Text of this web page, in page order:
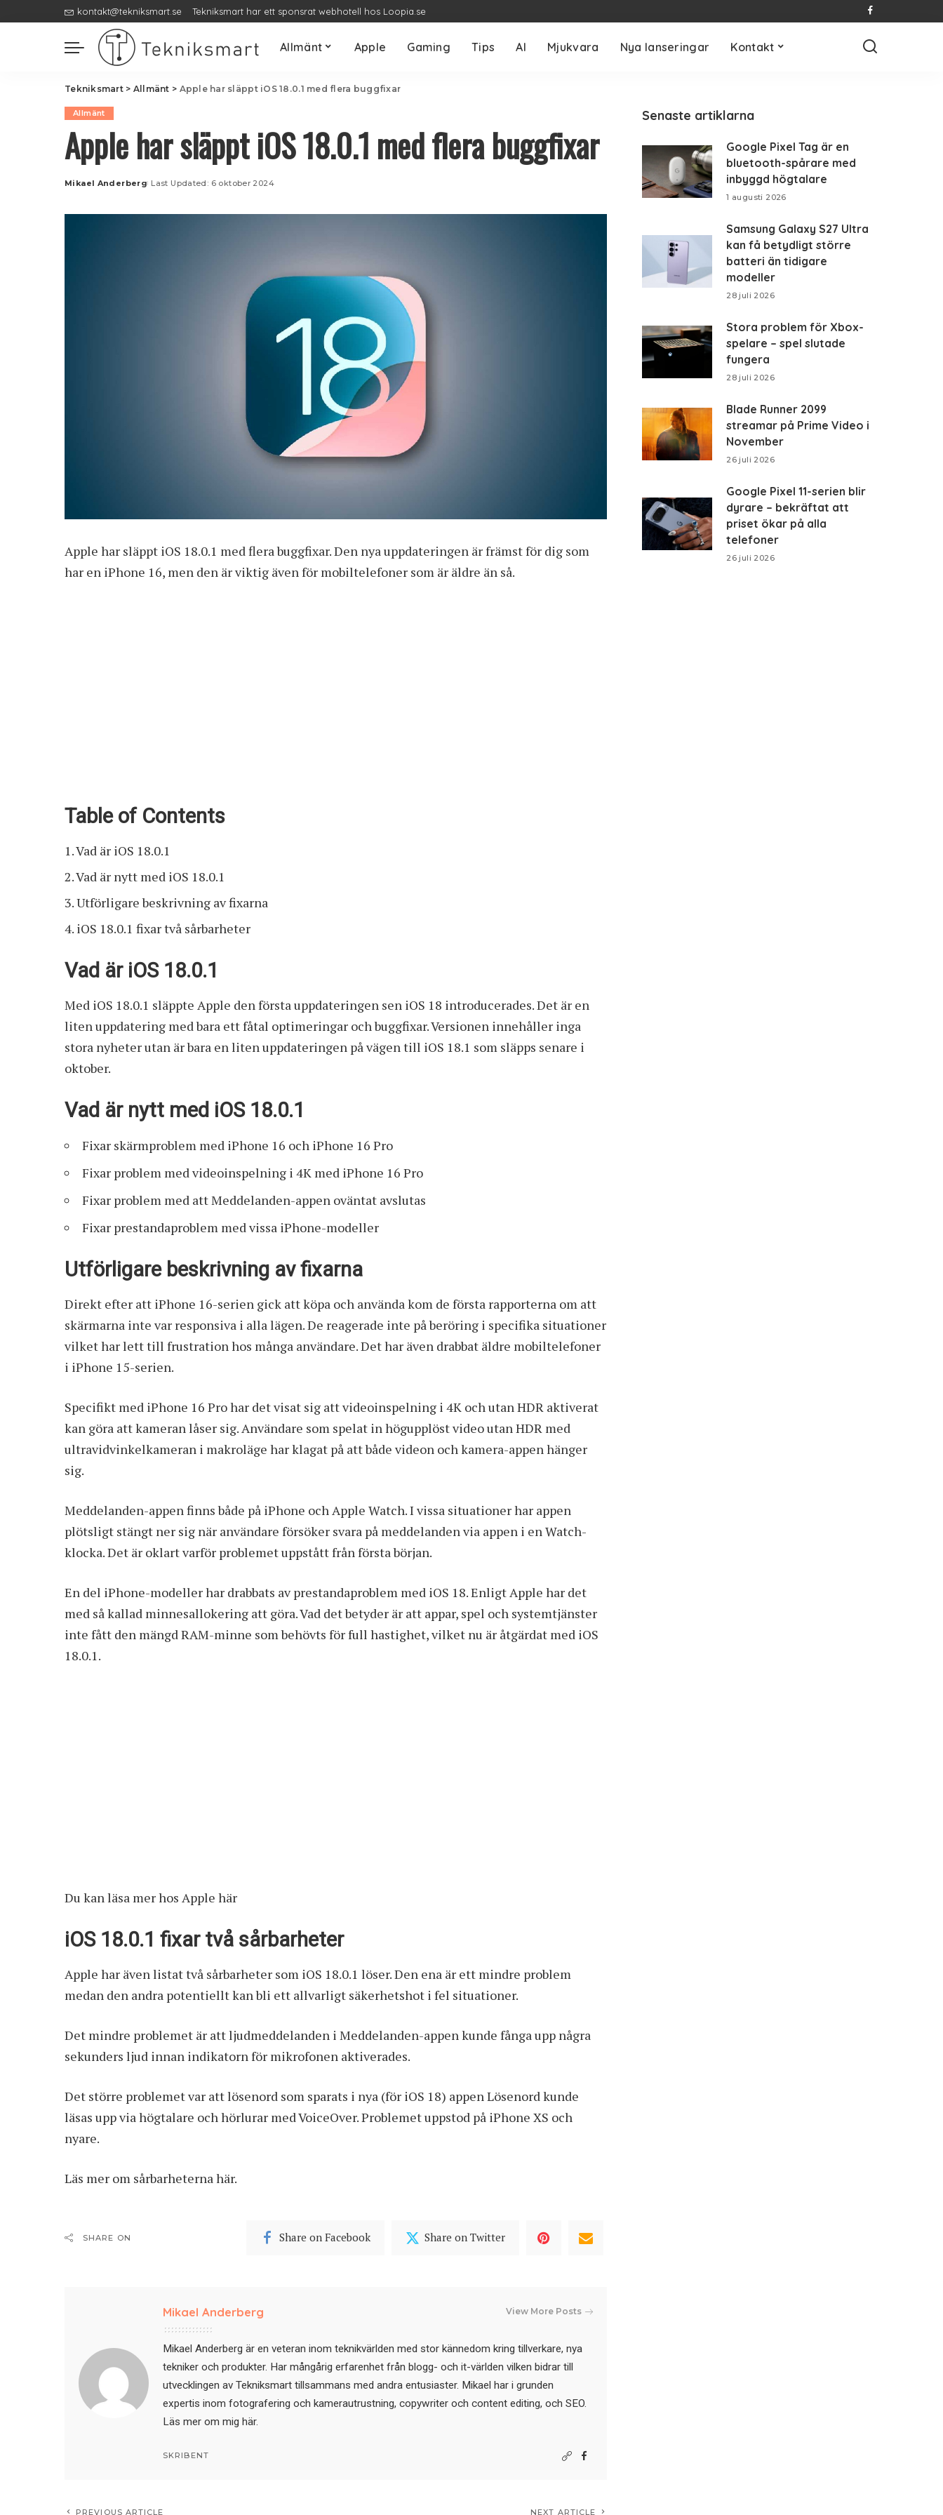
kontakt@tekniksmart.se Tekniksmart har ett sponsrat webhotell hos Loopia.se
Allmänt Apple Gaming Tips AI Mjukvara Nya lanseringar Kontakt
Tekniksmart> Allmänt > Apple har släppt iOS 18.0.1 med flera buggfixar
Allmänt
Apple har släppt iOS 18.0.1 med flera buggfixar
Posted
Mikael Anderberg Last Updated: 6 oktober 2024
Apple har släppt iOS 18.0.1 med flera buggfixar. Den nya uppdateringen är främst för dig som
har en iPhone 16, men den är viktig även för mobiltelefoner som är äldre än så.
Table of Contents
Vad är iOS 18.0.1
Vad är nytt med iOS 18.0.1
Utförligare beskrivning av fixarna
iOS 18.0.1 fixar två sårbarheter
Vad är iOS 18.0.1
Med iOS 18.0.1 släppte Apple den första uppdateringen sen iOS 18 introducerades. Det är en
liten uppdatering med bara ett fåtal optimeringar och buggfixar. Versionen innehåller inga
stora nyheter utan är bara en liten uppdateringen på vägen till iOS 18.1 som släpps senare i
oktober.
Vad är nytt med iOS 18.0.1
Fixar skärmproblem med iPhone 16 och iPhone 16 Pro
Fixar problem med videoinspelning i 4K med iPhone 16 Pro
Fixar problem med att Meddelanden-appen oväntat avslutas
Fixar prestandaproblem med vissa iPhone-modeller
Utförligare beskrivning av fixarna
Direkt efter att iPhone 16-serien gick att köpa och använda kom de första rapporterna om att
skärmarna inte var responsiva i alla lägen. De reagerade inte på beröring i specifika situationer
vilket har lett till frustration hos många användare. Det har även drabbat äldre mobiltelefoner
i iPhone 15-serien.
Specifikt med iPhone 16 Pro har det visat sig att videoinspelning i 4K och utan HDR aktiverat
kan göra att kameran låser sig. Användare som spelat in högupplöst video utan HDR med
ultravidvinkelkameran i makroläge har klagat på att både videon och kamera-appen hänger
sig.
Meddelanden-appen finns både på iPhone och Apple Watch. I vissa situationer har appen
plötsligt stängt ner sig när användare försöker svara på meddelanden via appen i en Watch-
klocka. Det är oklart varför problemet uppstått från första början.
En del iPhone-modeller har drabbats av prestandaproblem med iOS 18. Enligt Apple har det
med så kallad minnesallokering att göra. Vad det betyder är att appar, spel och systemtjänster
inte fått den mängd RAM-minne som behövts för full hastighet, vilket nu är åtgärdat med iOS
18.0.1.
Du kan läsa mer hos Apple här
iOS 18.0.1 fixar två sårbarheter
Apple har även listat två sårbarheter som iOS 18.0.1 löser. Den ena är ett mindre problem
medan den andra potentiellt kan bli ett allvarligt säkerhetshot i fel situationer.
Det mindre problemet är att ljudmeddelanden i Meddelanden-appen kunde fånga upp några
sekunders ljud innan indikatorn för mikrofonen aktiverades.
Det större problemet var att lösenord som sparats i nya (för iOS 18) appen Lösenord kunde
läsas upp via högtalare och hörlurar med VoiceOver. Problemet uppstod på iPhone XS och
nyare.
Läs mer om sårbarheternahär.
SHARE ON Share on Facebook Share on Twitter
Mikael Anderberg View More Posts
Mikael Anderberg är en veteran inom teknikvärlden med stor kännedom kring tillverkare, nya
tekniker och produkter. Har mångårig erfarenhet från blogg- och it-världen vilken bidrar till
utvecklingen av Tekniksmart tillsammans med andra entusiaster. Mikael har i grunden
expertis inom fotografering och kamerautrustning, copywriter och content editing, och SEO.
Läs mer om mig här.
SKRIBENT
PREVIOUS ARTICLE NEXT ARTICLE
Senaste artiklarna
Google Pixel Tag är en
bluetooth-spårare med
inbyggd högtalare
1 augusti 2026
Samsung Galaxy S27 Ultra
kan få betydligt större
batteri än tidigare
modeller
28 juli 2026
Stora problem för Xbox-
spelare – spel slutade
fungera
28 juli 2026
Blade Runner 2099
streamar på Prime Video i
November
26 juli 2026
Google Pixel 11-serien blir
dyrare – bekräftat att
priset ökar på alla
telefoner
26 juli 2026